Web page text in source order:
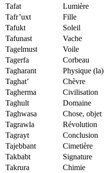
Tafat
Lumière
Tafr’uxt
Fille
Tafukt
Soleil
Tafunast
Vache
Tagelmust
Voile
Tagerfa
Corbeau
Tagharant
Physique (la)
Taghat’
Chèvre
Tagherma
Civilisation
Taghult
Domaine
Taghwasa
Chose, objet
Tagrawla
Révolution
Tagrayt
Conclusion
Tajebbant
Cimetière
Takbabt
Signature
Takrura
Chimie